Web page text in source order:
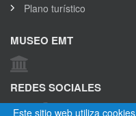
Este sitio web utiliza
Plano turístico
MUSEO EMT
REDES SOCIALES